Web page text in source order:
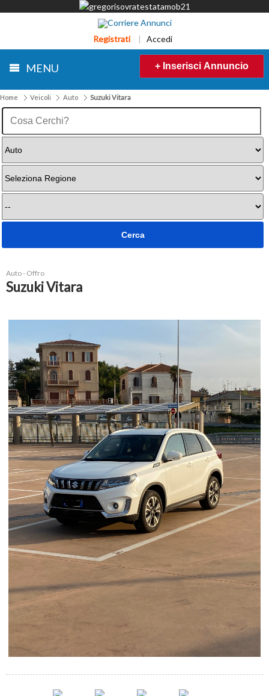
Registrati | Accedi
MENU + Inserisci Annuncio
Home Veicoli Auto Suzuki Vitara
Auto - Offro
Suzuki Vitara